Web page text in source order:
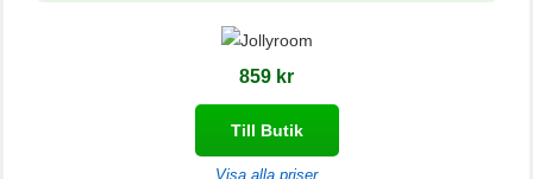
859 kr
Till Butik
Visa alla priser